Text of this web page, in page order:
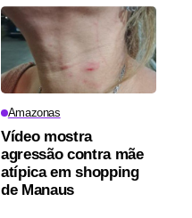
Amazonas
Vídeo mostra
agressão contra mãe
atípica em shopping
de Manaus